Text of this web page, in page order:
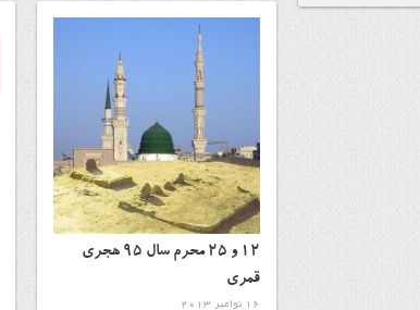
12 و 25 محرم سال 95 هجری
قمری
16 نوامبر 2013